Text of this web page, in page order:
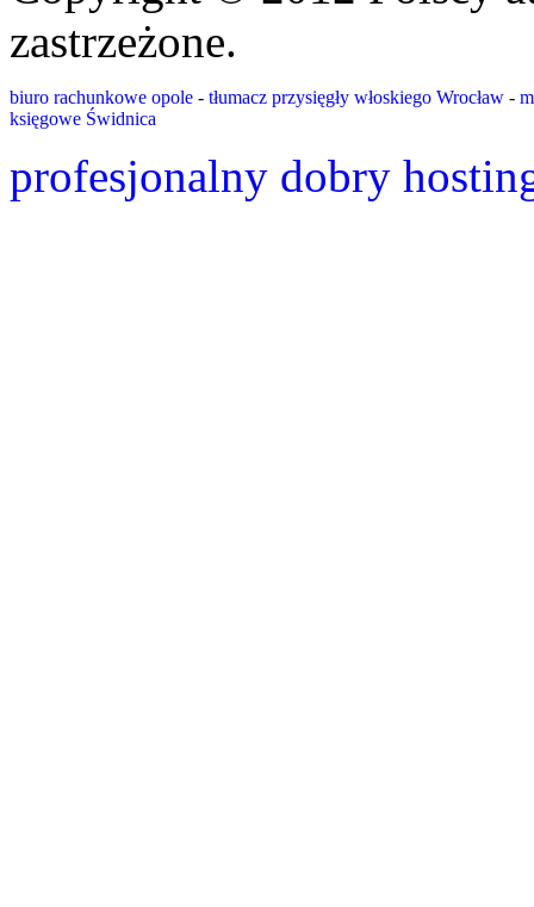
zastrzeżone.
biuro rachunkowe opole - tłumacz przysięgły włoskiego Wrocław -
księgowe Świdnica
profesjonalny dobry